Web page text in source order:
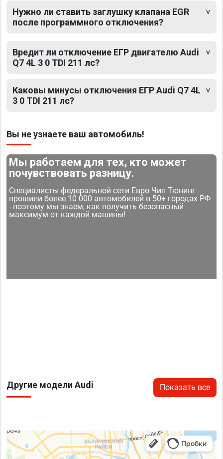
Нужно ли ставить заглушку клапана EGR
после программного отключения?
Вредит ли отключение ЕГР двигателю Audi
Q7 4L 3 0 TDI 211 лс?
Каковы минусы отключения ЕГР Audi Q7 4L
3 0 TDI 211 лс?
Вы не узнаете ваш автомобиль!
Мы работаем для тех, кто может
почувствовать разницу.
Специалисты федеральной сети Евро Чип Тюнинг
прошили более 10 000 автомобилей в 50+ городах РФ
- поэтому мы знаем, как получить безопасный
максимум от каждой машины!
Другие модели Audi Показать все